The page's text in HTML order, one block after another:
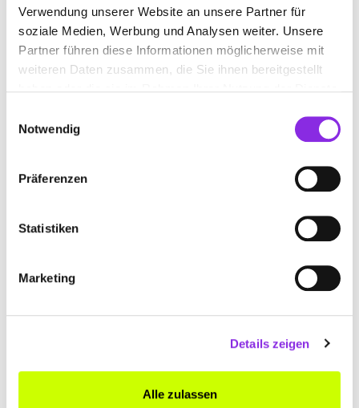
Verwendung unserer Website an unsere Partner für
soziale Medien, Werbung und Analysen weiter. Unsere
Partner führen diese Informationen möglicherweise mit
weiteren Daten zusammen, die Sie ihnen bereitgestellt
Notwendig
Präferenzen
Statistiken
Marketing
Details zeigen
Alle zulassen
+499397341
www.schreinerei-hemmerich.de
PETER KUHN SCHREINEREI
+4993461807
peter-kuhn-schreinerei.weblocator.de
SIMON WEIDINGER INNENAUSBAU –